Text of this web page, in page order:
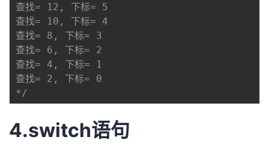
查找= 12, 下标= 5
查找= 10, 下标= 4
查找= 8, 下标= 3
查找= 6, 下标= 2
查找= 4, 下标= 1
查找= 2, 下标= 0
*/
4.switch语句